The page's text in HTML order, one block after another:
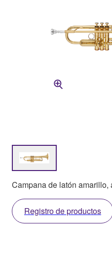
Campana de latón amarillo,
Registro de productos